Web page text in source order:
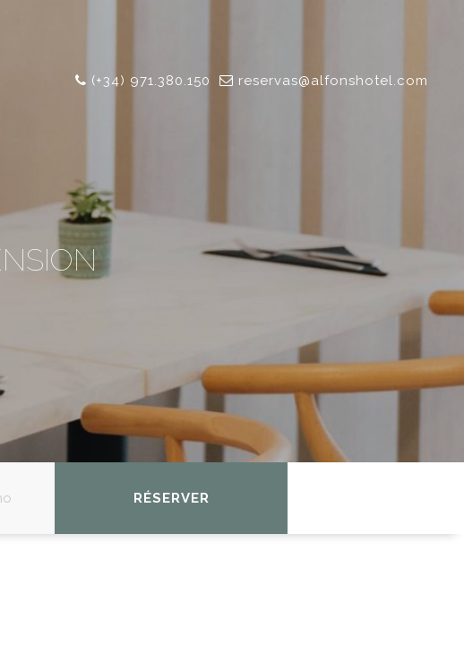
(+34) 971.380.150 reservas@alfonshotel.com
RÉSERVER